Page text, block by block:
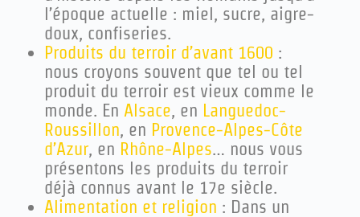
l’époque actuelle : miel, sucre, aigre-
doux, confiseries.
Produits du terroir d’avant 1600 :
nous croyons souvent que tel ou tel
produit du terroir est vieux comme le
monde. En Alsace , en Languedoc-
Roussillon , en Provence-Alpes-Côte
d’Azur , en Rhône-Alpes … nous vous
présentons les produits du terroir
déjà connus avant le 17e siècle.
Alimentation et religion : Dans un